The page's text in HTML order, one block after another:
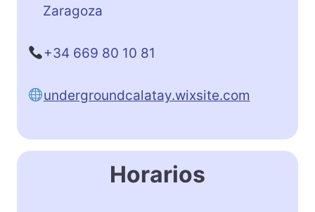
Zaragoza
+34 669 80 10 81
undergroundcalatay.wixsite.com
Horarios